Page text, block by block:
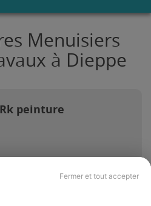
Fermer et tout accepter
Menuisiers
à Dieppe
peinture